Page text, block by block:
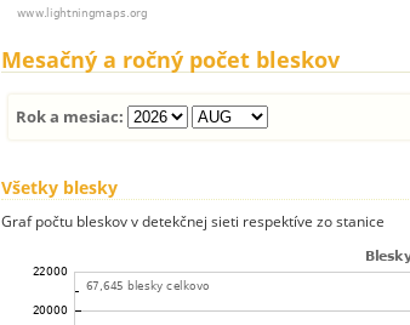
Mesačný a ročný počet bleskov
Rok a mesiac:
Všetky blesky
Graf počtu bleskov v detekčnej sieti respektíve zo stanice